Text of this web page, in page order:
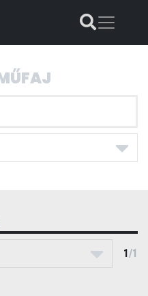
1/1